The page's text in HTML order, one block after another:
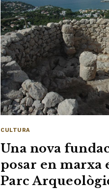
CULTURA
Una nova
posar en marxa
Parc